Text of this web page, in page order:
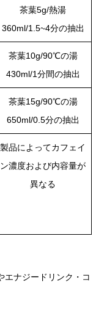
茶葉5g/熱湯
360ml/1.5~4分の抽出
茶葉10g/90℃の湯
430ml/1分間の抽出
茶葉15g/90℃の湯
650ml/0.5分の抽出
製品によってカフェイ
ン濃度および内容量が
異なる
エナジードリンク・コ